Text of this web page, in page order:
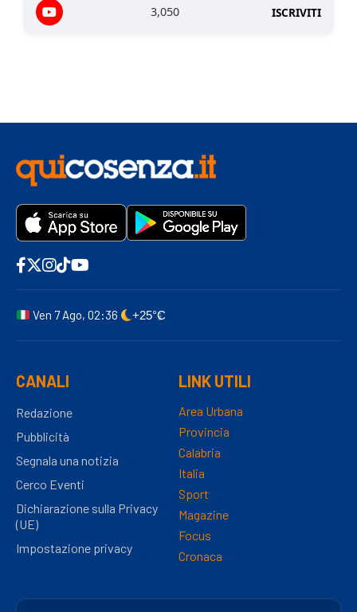
3,050 ISCRIVITI
Ven 7 Ago, 02:36 +25°C
CANALI
Redazione
Pubblicità
Segnala una notizia
Cerco Eventi
Dichiarazione sulla Privacy
(UE)
Impostazione privacy
LINK UTILI
Area Urbana
Provincia
Calabria
Italia
Sport
Magazine
Focus
Cronaca